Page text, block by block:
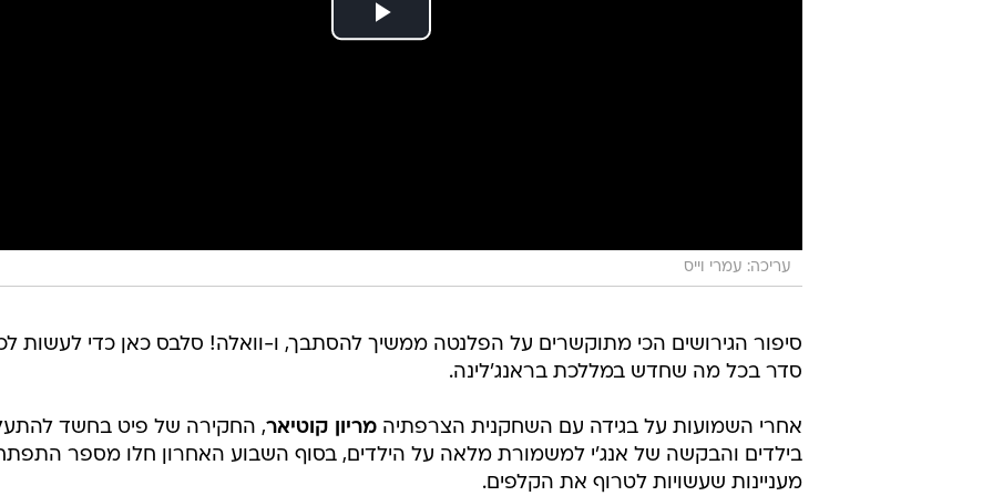
עריכה: עמרי וייס
סיפור הגירושים הכי מתוקשרים על הפלנטה ממשיך להסתבך, ו-וואלה! סלבס כאן כדי לעשות
סדר בכל מה שחדש במללכת בראנג'לינה.
אחרי השמועות על בגידה עם השחקנית הצרפתיה מריון קוטיאר, החקירה של פיט בחשד
בילדים והבקשה של אנג'י למשמורת מלאה על הילדים, בסוף השבוע האחרון חלו מספר
מעניינות שעשויות לטרוף את הקלפים.